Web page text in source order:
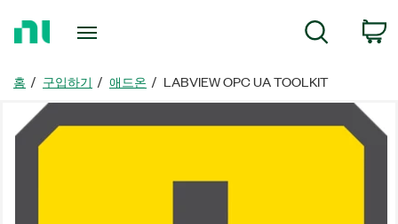
홈 구입하기 애드온 LABVIEW OPC UA TOOLKIT